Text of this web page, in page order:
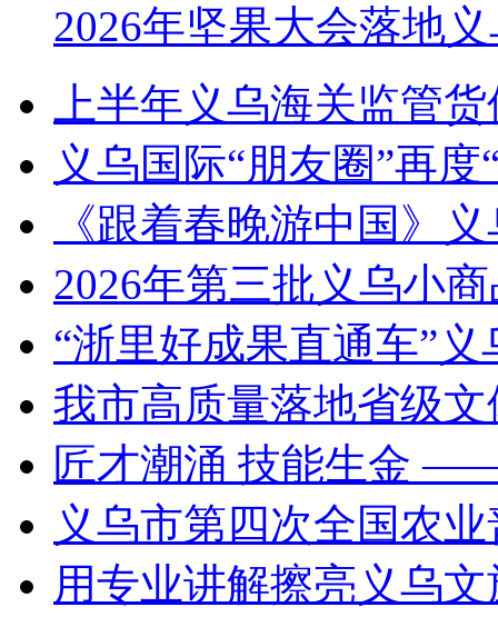
2026年坚果大会落地
上半年义乌海关监管
义乌国际“朋友圈”再度
《跟着春晚游中国》
2026年第三批义乌小
“浙里好成果直通车”
我市高质量落地省级
匠才潮涌 技能生金
义乌市第四次全国农
用专业讲解擦亮义乌